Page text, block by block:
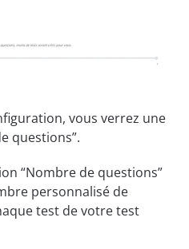
vous verrez une
questions”.
“Nombre de questions”
personnalisé de
test de votre test